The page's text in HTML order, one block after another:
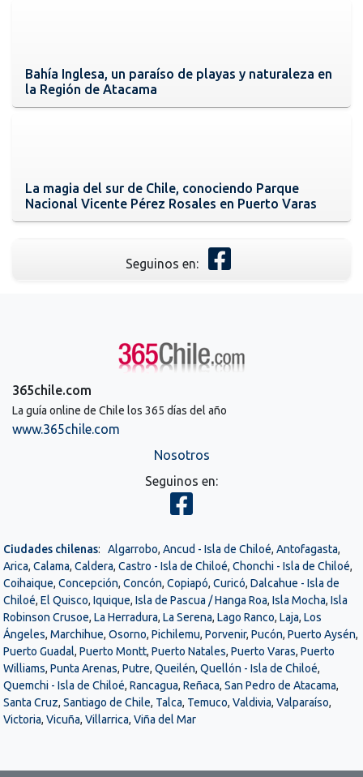
Bahía Inglesa, un paraíso de playas y naturaleza en
la Región de Atacama
La magia del sur de Chile, conociendo Parque
Nacional Vicente Pérez Rosales en Puerto Varas
Seguinos en:
365chile.com
La guía online de Chile los 365 días del año
www.365chile.com
Nosotros
Seguinos en:
Ciudades chilenas: Algarrobo, Ancud - Isla de Chiloé, Antofagasta,
Arica, Calama, Caldera, Castro - Isla de Chiloé, Chonchi - Isla de Chiloé,
Coihaique, Concepción, Concón, Copiapó, Curicó, Dalcahue - Isla de
Chiloé, El Quisco, Iquique, Isla de Pascua / Hanga Roa, Isla Mocha, Isla
Robinson Crusoe, La Herradura, La Serena, Lago Ranco, Laja, Los
Ángeles, Marchihue, Osorno, Pichilemu, Porvenir, Pucón, Puerto Aysén,
Puerto Guadal, Puerto Montt, Puerto Natales, Puerto Varas, Puerto
Williams, Punta Arenas, Putre, Queilén, Quellón - Isla de Chiloé,
Quemchi - Isla de Chiloé, Rancagua, Reñaca, San Pedro de Atacama,
Santa Cruz, Santiago de Chile, Talca, Temuco, Valdivia, Valparaíso,
Victoria, Vicuña, Villarrica, Viña del Mar